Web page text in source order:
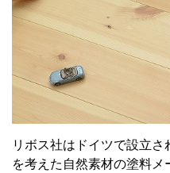
リボス社はドイツで設立
を考えた自然素材の塗料メ